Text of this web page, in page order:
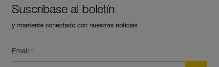
Suscríbase al boletín
y mantente conectado con nuestras noticias
Email *